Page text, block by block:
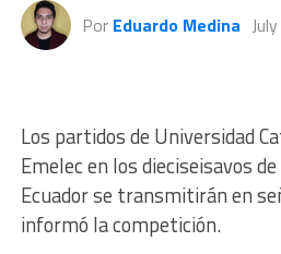
Por Eduardo Medina
Los partidos de Universidad
Emelec en los dieciseisavos
Ecuador se transmitirán en
informó la competición.